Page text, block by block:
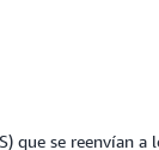
se reenvían